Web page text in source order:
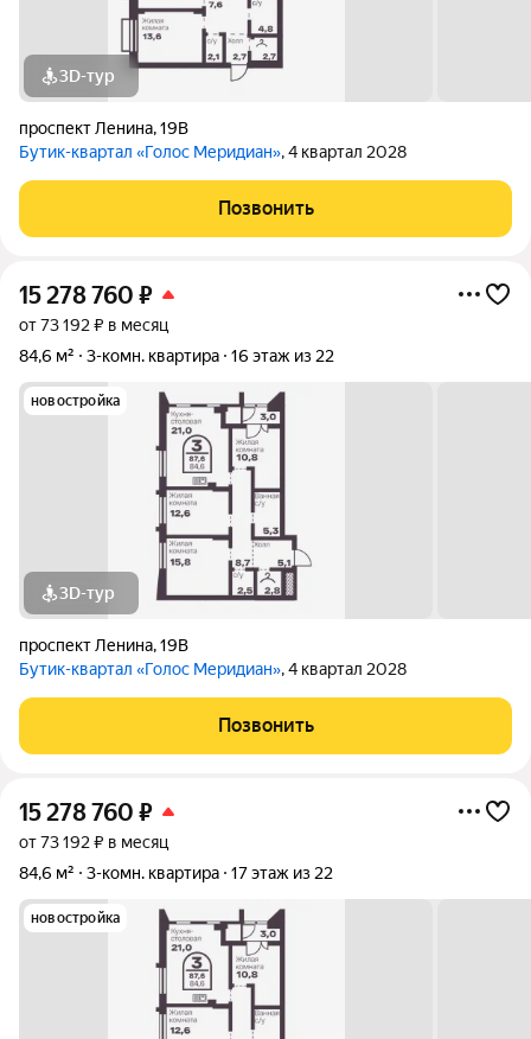
3D-тур
проспект Ленина,19В
Бутик-квартал «Голос Меридиан», 4 квартал 2028
Позвонить
15 278 760 ₽
от 73 192 ₽ в месяц
84,6 м²
3-комн. квартира 16 этаж из 22
новостройка
3D-тур
проспект Ленина,19В
Бутик-квартал «Голос Меридиан», 4 квартал 2028
Позвонить
15 278 760 ₽
от 73 192 ₽ в месяц
84,6 м²
3-комн. квартира 17 этаж из 22
новостройка